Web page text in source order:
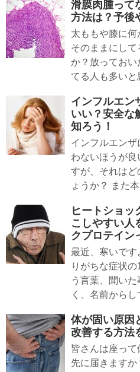
滑膜肉腫って
方法は？予後
太ももや膝に
そのままにし
か？放っておい
てる人も多い
インフルエン
いい？安全な
知ろう！
インフルエン
わないほうが良
すが、それはど
ょうか？ また
ヒートショッ
こしやすい人
クプロテイン
最近、寒いです
りがちな症状
う言葉、聞い
く、名前から
体が固い原因
改善する方法
皆さんは座って
先に届きます